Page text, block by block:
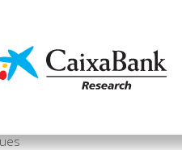
Economia i mercats